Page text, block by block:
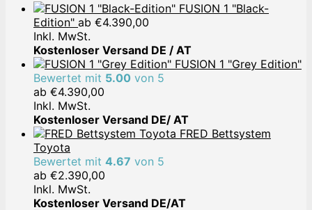
FUSION 1 "Black-
Edition" ab €4.390,00
Inkl. MwSt.
Kostenloser Versand DE / AT
FUSION 1 "Grey Edition"
Bewertet mit 5.00 von 5
ab €4.390,00
Inkl. MwSt.
Kostenloser Versand DE/ AT
FRED Bettsystem
Toyota
Bewertet mit 4.67 von 5
ab €2.390,00
Inkl. MwSt.
Kostenloser Versand DE/AT